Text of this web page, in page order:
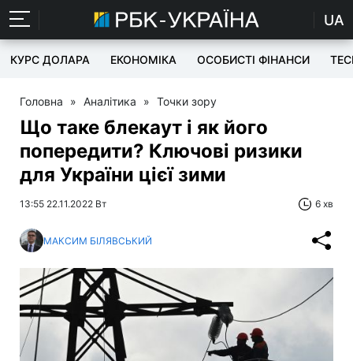
UA
КУРС ДОЛАРА ЕКОНОМІКА ОСОБИСТІ ФІНАНСИ
Головна » Аналітика » Точки зору
Що таке блекаут і як його
попередити? Ключові ризики
для України цієї зими
13:55 22.11.2022 Вт 6 хв
МАКСИМ БІЛЯВСЬКИЙ